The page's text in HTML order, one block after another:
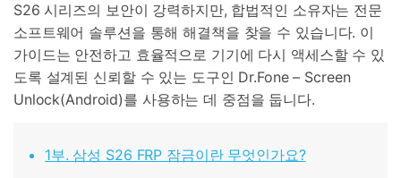
S26 시리즈의 보안이 강력하지만, 합법적인 소유자는 전문
소프트웨어 솔루션을 통해 해결책을 찾을 수 있습니다. 이
가이드는 안전하고 효율적으로 기기에 다시 액세스할 수 있
도록 설계된 신뢰할 수 있는 도구인 Dr.Fone – Screen
Unlock(Android)를 사용하는 데 중점을 둡니다.
1부. 삼성 S26 FRP 잠금이란 무엇인가요?